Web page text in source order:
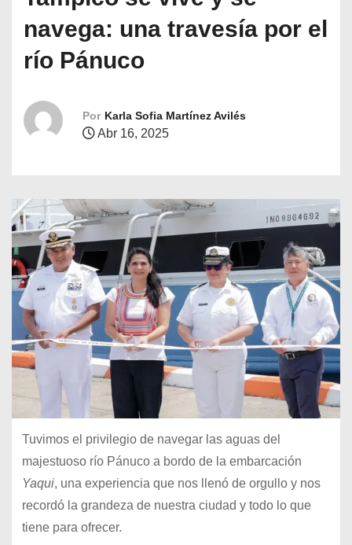
navega: una travesía por el
río Pánuco
Por Karla Sofia Martínez Avilés
Abr 16, 2025
Tuvimos el privilegio de navegar las aguas del
majestuoso río Pánuco a bordo de la embarcación
Yaqui, una experiencia que nos llenó de orgullo y nos
recordó la grandeza de nuestra ciudad y todo lo que
tiene para ofrecer.